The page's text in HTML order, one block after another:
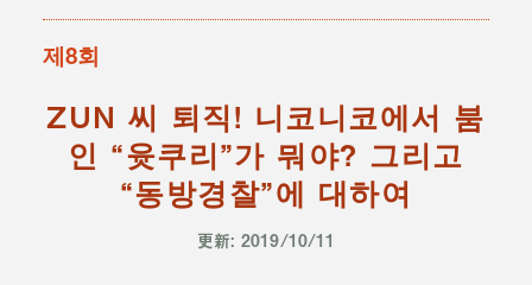
제8회
ZUN 씨 퇴직! 니코니코에서 붐
인 “윳쿠리”가 뭐야? 그리고
“동방경찰”에 대하여
更新: 2019/10/11